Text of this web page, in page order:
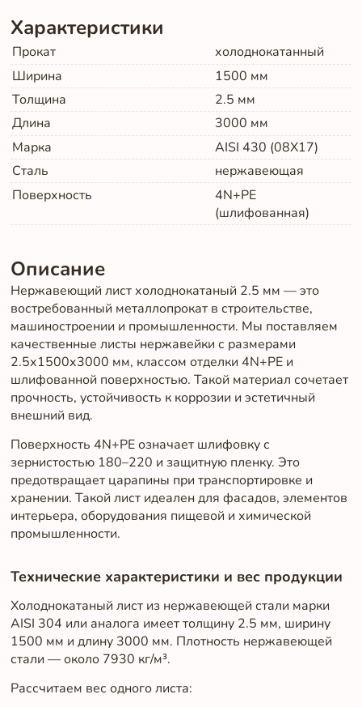
Характеристики
Прокат
холоднокатанный
Ширина
1500 мм
Толщина
2.5 мм
Длина
3000 мм
Марка
AISI 430 (08Х17)
Сталь
нержавеющая
Поверхность
4N+PE
(шлифованная)
Описание
Нержавеющий лист холоднокатаный 2.5 мм — это
востребованный металлопрокат в строительстве,
машиностроении и промышленности. Мы поставляем
качественные листы нержавейки с размерами
2.5х1500х3000 мм, классом отделки 4N+PE и
шлифованной поверхностью. Такой материал сочетает
прочность, устойчивость к коррозии и эстетичный
внешний вид.
Поверхность 4N+PE означает шлифовку с
зернистостью 180–220 и защитную пленку. Это
предотвращает царапины при транспортировке и
хранении. Такой лист идеален для фасадов, элементов
интерьера, оборудования пищевой и химической
промышленности.
Технические характеристики и вес продукции
Холоднокатаный лист из нержавеющей стали марки
AISI 304 или аналога имеет толщину 2.5 мм, ширину
1500 мм и длину 3000 мм. Плотность нержавеющей
стали — около 7930 кг/м³.
Рассчитаем вес одного листа: